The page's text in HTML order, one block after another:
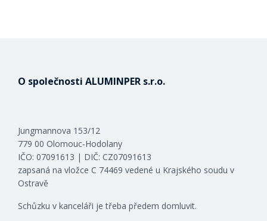
O společnosti ALUMINPER s.r.o.
Jungmannova 153/12
779 00 Olomouc-Hodolany
IČO: 07091613 | DIČ: CZ07091613
zapsaná na vložce C 74469 vedené u Krajského soudu v
Ostravě
Schůzku v kanceláři je třeba předem domluvit.